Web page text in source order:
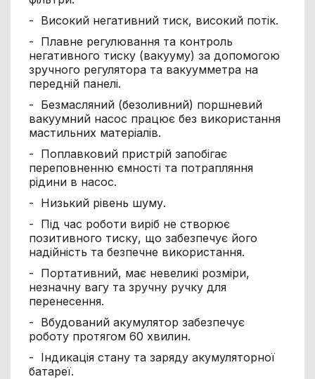
- Високий негативний тиск, високий потік.
- Плавне регулювання та контроль
негативного тиску (вакууму) за допомогою
зручного регулятора та вакуумметра на
передній панелі.
- Безмасляний (безоливний) поршневий
вакуумний насос працює без використання
мастильних матеріалів.
- Поплавковий пристрій запобігає
переповненню ємності та потрапляння
рідини в насос.
- Низький рівень шуму.
- Під час роботи виріб не створює
позитивного тиску, що забезпечує його
надійність та безпечне використання.
- Портативний, має невеликі розміри,
незначну вагу та зручну ручку для
перенесення.
- Вбудований акумулятор забезпечує
роботу протягом 60 хвилин.
- Індикація стану та заряду акумуляторної
батареї.